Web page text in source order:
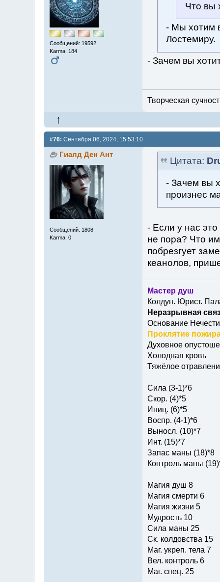
Сообщений: 19592
Karma: 184
Что вы
- Мы хотим
Лостемиру.
- Зачем вы
Творческая
#76: Сентября 06, 2024, 15:53:10
Гиалд Ден Ант
Сообщений: 1808
Karma: 0
Цитата:
- Зачем вы
произнес
- Если у нас
не пора? Что
побрезгует
кеанолов,
Мастер душ
Колдун. Юрист.
Неразрывная
Основание
Проклятие
Духовное
Холодная кровь
Тяжёлое
Сила (3-1)*6
Скор. (4)*5
Иниц. (6)*5
Воспр. (4-1)*6
Выносл. (10)*7
Инт. (15)*7
Запас маны (18)*8
Контроль маны
Магия душ 8
Магия смерти 6
Магия жизни 5
Мудрость 10
Сила маны 25
Ск. колдовства 15
Маг. укреп. тела 7
Вел. контроль 6
Маг. спец. 25